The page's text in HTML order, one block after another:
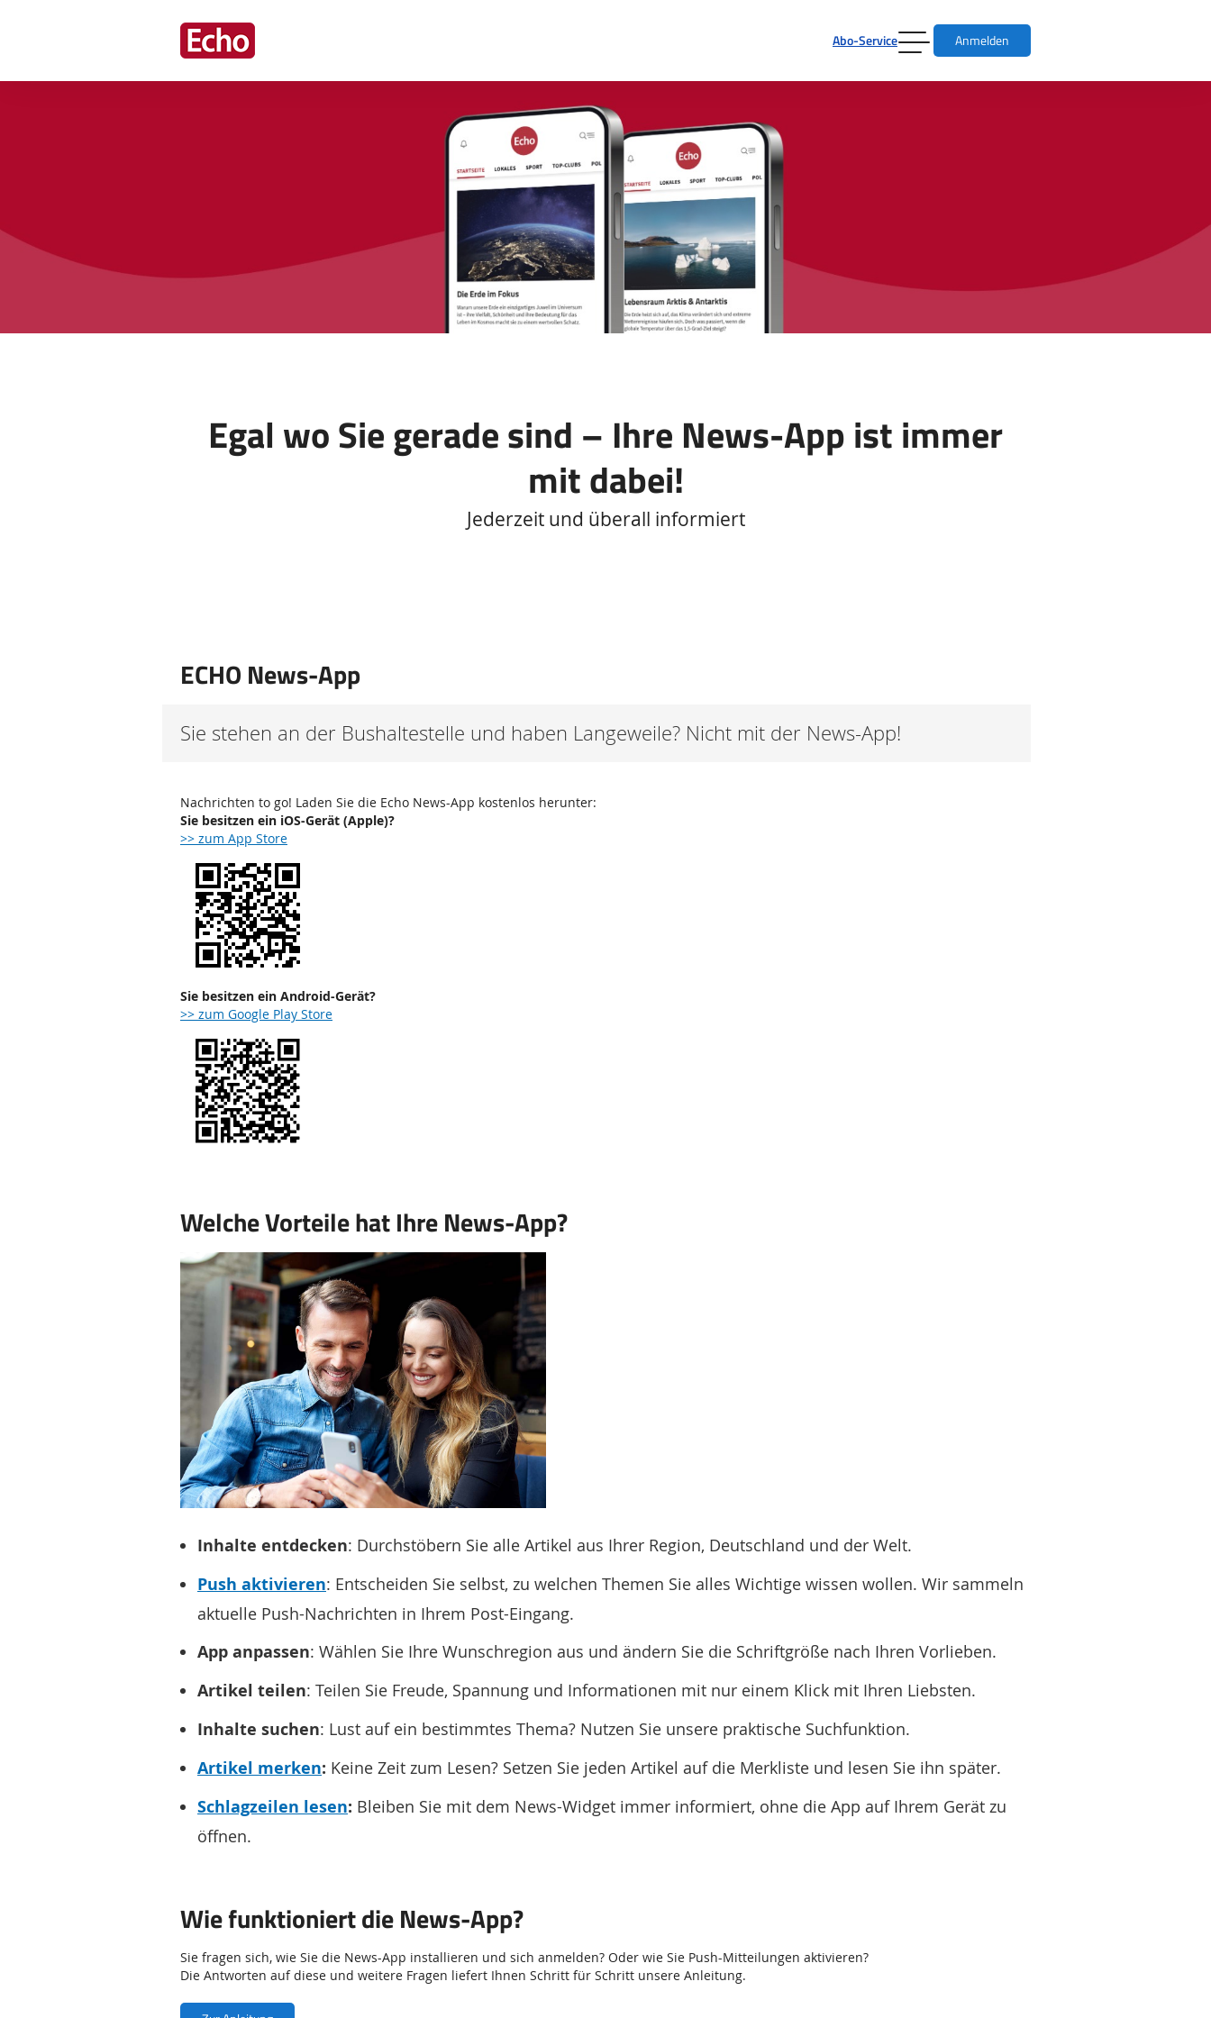
zu:
Header
Inhalt
Footer
Abo-Service Anmelden
Egal wo Sie gerade sind – Ihre News-App ist immer
mit dabei!
Jederzeit und überall informiert
ECHO News-App
Sie stehen an der Bushaltestelle und haben Langeweile? Nicht mit der News-App!
Nachrichten to go! Laden Sie die Echo News-App kostenlos herunter:
Sie besitzen ein iOS-Gerät (Apple)?
>> zum App Store
Sie besitzen ein Android-Gerät?
>> zum Google Play Store
Welche Vorteile hat Ihre News-App?
Inhalte entdecken: Durchstöbern Sie alle Artikel aus Ihrer Region, Deutschland und der Welt.
Push aktivieren: Entscheiden Sie selbst, zu welchen Themen Sie alles Wichtige wissen wollen. Wir sammeln
aktuelle Push-Nachrichten in Ihrem Post-Eingang.
App anpassen: Wählen Sie Ihre Wunschregion aus und ändern Sie die Schriftgröße nach Ihren Vorlieben.
Artikel teilen: Teilen Sie Freude, Spannung und Informationen mit nur einem Klick mit Ihren Liebsten.
Inhalte suchen: Lust auf ein bestimmtes Thema? Nutzen Sie unsere praktische Suchfunktion.
Artikel merken: Keine Zeit zum Lesen? Setzen Sie jeden Artikel auf die Merkliste und lesen Sie ihn später.
Schlagzeilen lesen: Bleiben Sie mit dem News-Widget immer informiert, ohne die App auf Ihrem Gerät zu
öffnen.
Wie funktioniert die News-App?
Sie fragen sich, wie Sie die News-App installieren und sich anmelden? Oder wie Sie Push-Mitteilungen aktivieren?
Die Antworten auf diese und weitere Fragen liefert Ihnen Schritt für Schritt unsere Anleitung.